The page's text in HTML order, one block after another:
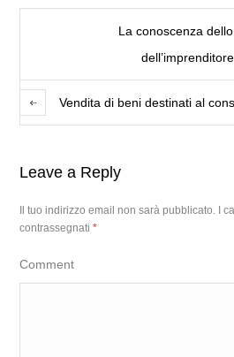
La conoscenza
Vendita di beni destinati al
Leave a Reply
Il tuo indirizzo email non sarà pubblicato.
I
contrassegnati*
Comment